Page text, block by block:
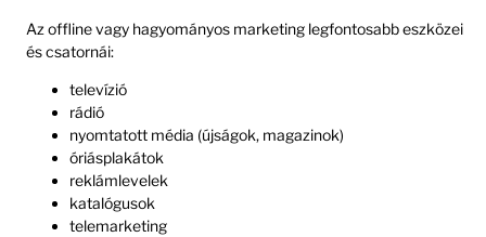
Az offline vagy hagyományos marketing legfontosabb eszközei
és csatornái:
televízió
rádió
nyomtatott média (újságok, magazinok)
óriásplakátok
reklámlevelek
katalógusok
telemarketing